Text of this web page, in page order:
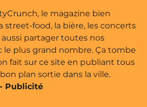
Onda Web •
le magazine bien
street-food, la bière, les concerts
partager toutes nos
le plus grand nombre. Ça tombe
fait sur ce site en publiant tous
plan sortie dans la ville.
- Publicité